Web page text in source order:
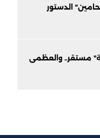
الدستور
مستقر.. والعظمى